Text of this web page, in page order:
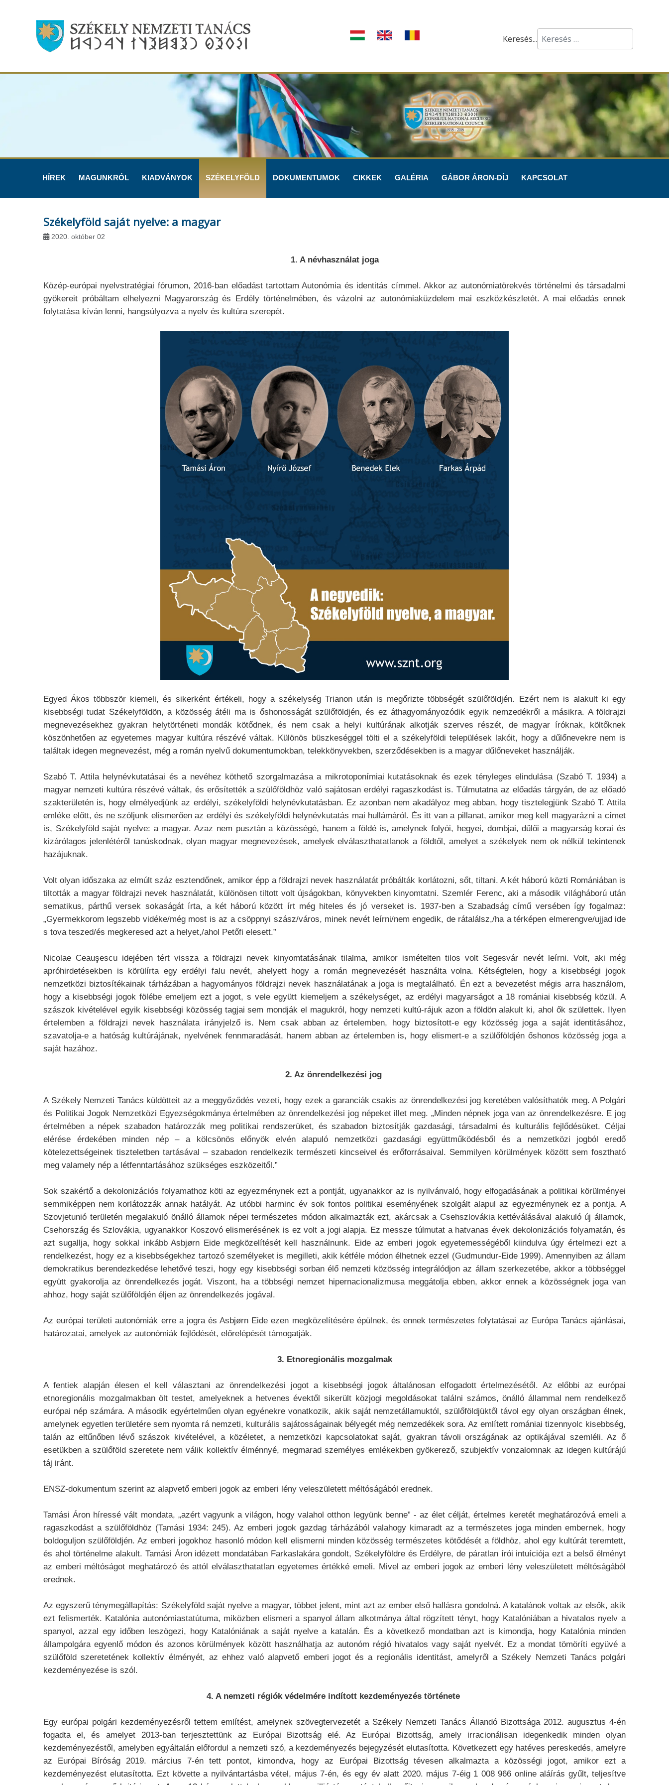
Keresés...
HÍREK MAGUNKRÓL KIADVÁNYOK SZÉKELYFÖLD DOKUMENTUMOK CIKKEK GALÉRIA GÁBOR ÁRON-DÍJ KAPCSOLAT
Székelyföld saját nyelve: a magyar
2020. október 02
1. A névhasználat joga
Közép-európai nyelvstratégiai fórumon, 2016-ban előadást tartottam Autonómia és identitás címmel. Akkor az autonómiatörekvés történelmi és társadalmi
gyökereit próbáltam elhelyezni Magyarország és Erdély történelmében, és vázolni az autonómiaküzdelem mai eszközkészletét. A mai előadás ennek
folytatása kíván lenni, hangsúlyozva a nyelv és kultúra szerepét.
Egyed Ákos többször kiemeli, és sikerként értékeli, hogy a székelység Trianon után is megőrizte többségét szülőföldjén. Ezért nem is alakult ki egy
kisebbségi tudat Székelyföldön, a közösség átéli ma is őshonosságát szülőföldjén, és ez áthagyományozódik egyik nemzedékről a másikra. A földrajzi
megnevezésekhez gyakran helytörténeti mondák kötődnek, és nem csak a helyi kultúrának alkotják szerves részét, de magyar íróknak, költőknek
köszönhetően az egyetemes magyar kultúra részévé váltak. Különös büszkeséggel tölti el a székelyföldi települések lakóit, hogy a dűlőnevekre nem is
találtak idegen megnevezést, még a román nyelvű dokumentumokban, telekkönyvekben, szerződésekben is a magyar dűlőneveket használják.
Szabó T. Attila helynévkutatásai és a nevéhez köthető szorgalmazása a mikrotoponímiai kutatásoknak és ezek tényleges elindulása (Szabó T. 1934) a
magyar nemzeti kultúra részévé váltak, és erősítették a szülőföldhöz való sajátosan erdélyi ragaszkodást is. Túlmutatna az előadás tárgyán, de az előadó
szakterületén is, hogy elmélyedjünk az erdélyi, székelyföldi helynévkutatásban. Ez azonban nem akadályoz meg abban, hogy tisztelegjünk Szabó T. Attila
emléke előtt, és ne szóljunk elismerően az erdélyi és székelyföldi helynévkutatás mai hullámáról. És itt van a pillanat, amikor meg kell magyarázni a címet
is, Székelyföld saját nyelve: a magyar. Azaz nem pusztán a közösségé, hanem a földé is, amelynek folyói, hegyei, dombjai, dűlői a magyarság korai és
kizárólagos jelenlétéről tanúskodnak, olyan magyar megnevezések, amelyek elválaszthatatlanok a földtől, amelyet a székelyek nem ok nélkül tekintenek
hazájuknak.
Volt olyan időszaka az elmúlt száz esztendőnek, amikor épp a földrajzi nevek használatát próbálták korlátozni, sőt, tiltani. A két háború közti Romániában is
tiltották a magyar földrajzi nevek használatát, különösen tiltott volt újságokban, könyvekben kinyomtatni. Szemlér Ferenc, aki a második világháború után
sematikus, párthű versek sokaságát írta, a két háború között írt még hiteles és jó verseket is. 1937-ben a Szabadság című versében így fogalmaz:
„Gyermekkorom legszebb vidéke/még most is az a csöppnyi szász/város, minek nevét leírni/nem engedik, de rátalálsz,/ha a térképen elmerengve/ujjad ide
s tova teszed/és megkeresed azt a helyet,/ahol Petőfi elesett.”
Nicolae Ceauşescu idejében tért vissza a földrajzi nevek kinyomtatásának tilalma, amikor ismételten tilos volt Segesvár nevét leírni. Volt, aki még
apróhirdetésekben is körülírta egy erdélyi falu nevét, ahelyett hogy a román megnevezését használta volna. Kétségtelen, hogy a kisebbségi jogok
nemzetközi biztosítékainak tárházában a hagyományos földrajzi nevek használatának a joga is megtalálható. Én ezt a bevezetést mégis arra használom,
hogy a kisebbségi jogok fölébe emeljem ezt a jogot, s vele együtt kiemeljem a székelységet, az erdélyi magyarságot a 18 romániai kisebbség közül. A
szászok kivételével egyik kisebbségi közösség tagjai sem mondják el magukról, hogy nemzeti kultú-rájuk azon a földön alakult ki, ahol ők születtek. Ilyen
értelemben a földrajzi nevek használata irányjelző is. Nem csak abban az értelemben, hogy biztosított-e egy közösség joga a saját identitásához,
szavatolja-e a hatóság kultúrájának, nyelvének fennmaradását, hanem abban az értelemben is, hogy elismert-e a szülőföldjén őshonos közösség joga a
saját hazához.
2. Az önrendelkezési jog
A Székely Nemzeti Tanács küldötteit az a meggyőződés vezeti, hogy ezek a garanciák csakis az önrendelkezési jog keretében valósíthatók meg. A Polgári
és Politikai Jogok Nemzetközi Egyezségokmánya értelmében az önrendelkezési jog népeket illet meg. „Minden népnek joga van az önrendelkezésre. E jog
értelmében a népek szabadon határozzák meg politikai rendszerüket, és szabadon biztosítják gazdasági, társadalmi és kulturális fejlődésüket. Céljai
elérése érdekében minden nép – a kölcsönös előnyök elvén alapuló nemzetközi gazdasági együttműködésből és a nemzetközi jogból eredő
kötelezettségeinek tiszteletben tartásával – szabadon rendelkezik természeti kincseivel és erőforrásaival. Semmilyen körülmények között sem fosztható
meg valamely nép a létfenntartásához szükséges eszközeitől.”
Sok szakértő a dekolonizációs folyamathoz köti az egyezménynek ezt a pontját, ugyanakkor az is nyilvánvaló, hogy elfogadásának a politikai körülményei
semmiképpen nem korlátozzák annak hatályát. Az utóbbi harminc év sok fontos politikai eseményének szolgált alapul az egyezménynek ez a pontja. A
Szovjetunió területén megalakuló önálló államok népei természetes módon alkalmazták ezt, akárcsak a Csehszlovákia kettéválásával alakuló új államok,
Csehország és Szlovákia, ugyanakkor Koszovó elismerésének is ez volt a jogi alapja. Ez messze túlmutat a hatvanas évek dekolonizációs folyamatán, és
azt sugallja, hogy sokkal inkább Asbjørn Eide megközelítését kell használnunk. Eide az emberi jogok egyetemességéből kiindulva úgy értelmezi ezt a
rendelkezést, hogy ez a kisebbségekhez tartozó személyeket is megilleti, akik kétféle módon élhetnek ezzel (Gudmundur-Eide 1999). Amennyiben az állam
demokratikus berendezkedése lehetővé teszi, hogy egy kisebbségi sorban élő nemzeti közösség integrálódjon az állam szerkezetébe, akkor a többséggel
együtt gyakorolja az önrendelkezés jogát. Viszont, ha a többségi nemzet hipernacionalizmusa meggátolja ebben, akkor ennek a közösségnek joga van
ahhoz, hogy saját szülőföldjén éljen az önrendelkezés jogával.
Az európai területi autonómiák erre a jogra és Asbjørn Eide ezen megközelítésére épülnek, és ennek természetes folytatásai az Európa Tanács ajánlásai,
határozatai, amelyek az autonómiák fejlődését, előrelépését támogatják.
3. Etnoregionális mozgalmak
A fentiek alapján élesen el kell választani az önrendelkezési jogot a kisebbségi jogok általánosan elfogadott értelmezésétől. Az előbbi az európai
etnoregionális mozgalmakban ölt testet, amelyeknek a hetvenes évektől sikerült közjogi megoldásokat találni számos, önálló állammal nem rendelkező
európai nép számára. A második egyértelműen olyan egyénekre vonatkozik, akik saját nemzetállamuktól, szülőföldjüktől távol egy olyan országban élnek,
amelynek egyetlen területére sem nyomta rá nemzeti, kulturális sajátosságainak bélyegét még nemzedékek sora. Az említett romániai tizennyolc kisebbség,
talán az eltűnőben lévő szászok kivételével, a közéletet, a nemzetközi kapcsolatokat saját, gyakran távoli országának az optikájával szemléli. Az ő
esetükben a szülőföld szeretete nem válik kollektív élménnyé, megmarad személyes emlékekben gyökerező, szubjektív vonzalomnak az idegen kultúrájú
táj iránt.
ENSZ-dokumentum szerint az alapvető emberi jogok az emberi lény veleszületett méltóságából erednek.
Tamási Áron híressé vált mondata, „azért vagyunk a világon, hogy valahol otthon legyünk benne” - az élet célját, értelmes keretét meghatározóvá emeli a
ragaszkodást a szülőföldhöz (Tamási 1934: 245). Az emberi jogok gazdag tárházából valahogy kimaradt az a természetes joga minden embernek, hogy
boldoguljon szülőföldjén. Az emberi jogokhoz hasonló módon kell elismerni minden közösség természetes kötődését a földhöz, ahol egy kultúrát teremtett,
és ahol történelme alakult. Tamási Áron idézett mondatában Farkaslakára gondolt, Székelyföldre és Erdélyre, de páratlan írói intuíciója ezt a belső élményt
az emberi méltóságot meghatározó és attól elválaszthatatlan egyetemes értékké emeli. Mivel az emberi jogok az emberi lény veleszületett méltóságából
erednek.
Az egyszerű ténymegállapítás: Székelyföld saját nyelve a magyar, többet jelent, mint azt az ember első hallásra gondolná. A katalánok voltak az elsők, akik
ezt felismerték. Katalónia autonómiastatútuma, miközben elismeri a spanyol állam alkotmánya által rögzített tényt, hogy Katalóniában a hivatalos nyelv a
spanyol, azzal egy időben leszögezi, hogy Katalóniának a saját nyelve a katalán. És a következő mondatban azt is kimondja, hogy Katalónia minden
állampolgára egyenlő módon és azonos körülmények között használhatja az autonóm régió hivatalos vagy saját nyelvét. Ez a mondat tömöríti együvé a
szülőföld szeretetének kollektív élményét, az ehhez való alapvető emberi jogot és a regionális identitást, amelyről a Székely Nemzeti Tanács polgári
kezdeményezése is szól.
4. A nemzeti régiók védelmére indított kezdeményezés története
Egy európai polgári kezdeményezésről tettem említést, amelynek szövegtervezetét a Székely Nemzeti Tanács Állandó Bizottsága 2012. augusztus 4-én
fogadta el, és amelyet 2013-ban terjesztettünk az Európai Bizottság elé. Az Európai Bizottság, amely irracionálisan idegenkedik minden olyan
kezdeményezéstől, amelyben egyáltalán előfordul a nemzeti szó, a kezdeményezés bejegyzését elutasította. Következett egy hatéves pereskedés, amelyre
az Európai Bíróság 2019. március 7-én tett pontot, kimondva, hogy az Európai Bizottság tévesen alkalmazta a közösségi jogot, amikor ezt a
kezdeményezést elutasította. Ezt követte a nyilvántartásba vétel, május 7-én, és egy év alatt 2020. május 7-éig 1 008 966 online aláírás gyűlt, teljesítve